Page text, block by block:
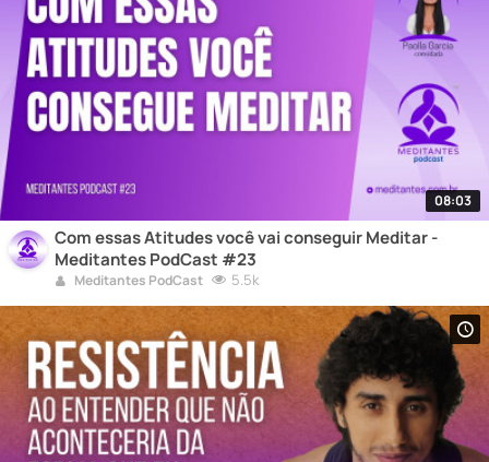
08:03
Com essas Atitudes você vai conseguir Meditar -
Meditantes PodCast #23
Meditantes PodCast 5.5k